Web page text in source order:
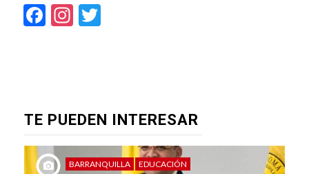
Facebook
Instagram
TE PUEDEN INTERESAR
BARRANQUILLA EDUCACIÓN